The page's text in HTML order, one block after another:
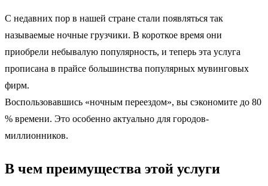
С недавних пор в нашей стране стали появляться так
называемые ночные грузчики. В короткое время они
приобрели небывалую популярность, и теперь эта услуга
прописана в прайсе большинства популярных мувинговых
фирм.
Воспользовавшись «ночным переездом», вы сэкономите до 80
% времени. Это особенно актуально для городов-
миллионников.
В чем преимущества этой услуги